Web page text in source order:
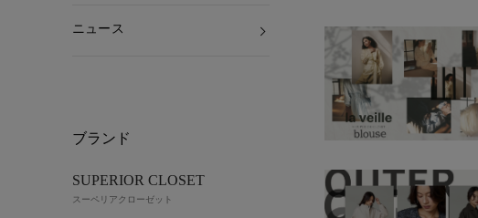
ニュース
ブランド
SUPERIOR CLOSET
スーペリアクローゼット